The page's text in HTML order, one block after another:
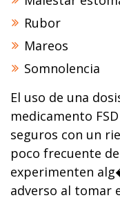
Rubor
Mareos
Somnolencia
El uso de una
medicamento
seguros con un
poco frecuente
experimenten
adverso al tomar